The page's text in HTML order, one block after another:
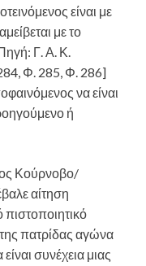
είναι με
με το
Γ. Α. Κ.
Φ. 285, Φ. 286]
να είναι
ή
Κούρνοβο/
αίτηση
πιστοποιητικό
πατρίδας αγώνα
συνέχεια μιας